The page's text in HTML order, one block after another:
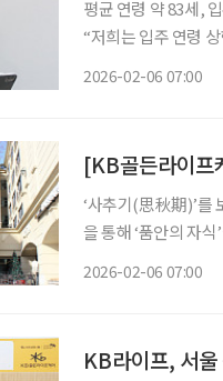
평균 연령 약 83세, 입주 연령 제한 없어 KB골
“저희는 입주 연령 상
2026-02-06 07:00
[KB골든라이프
‘사추기(思秋期)’를
을 통해 ‘품안의 자
2026-02-06 07:00
KB라이프, 서울